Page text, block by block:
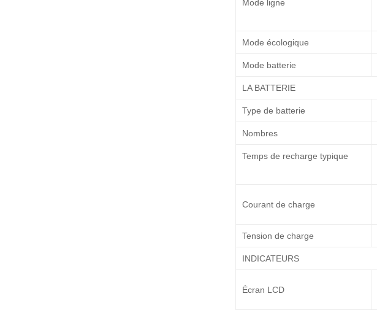
Mode ligne
Mode écologique
Mode batterie
LA BATTERIE
Type de batterie
Nombres
Temps de recharge typique
Courant de charge
Tension de charge
INDICATEURS
Écran LCD